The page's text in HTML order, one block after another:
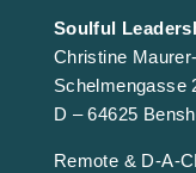
Soulful
Christine
Schelmengasse
D – 64625
Remote & D-A-